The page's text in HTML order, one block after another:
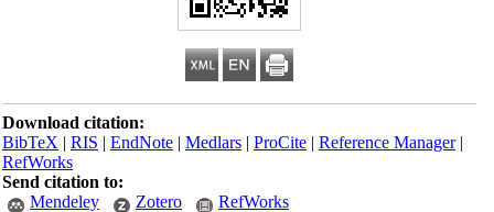
Download citation:
BibTeX|RIS|EndNote|Medlars|ProCite|Reference Manager
RefWorks
Send citation to:
Mendeley
Zotero RefWorks